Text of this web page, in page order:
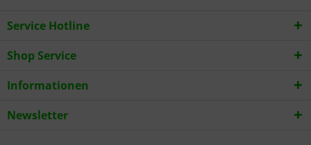
Service Hotline
Shop Service
Informationen
Newsletter